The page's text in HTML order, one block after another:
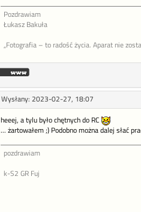
Pozdrawiam
Łukasz Bakuła
„Fotografia – to radość życia. Aparat nie
Wysłany: 2023-02-27, 18:07
heeej, a tylu było chętnych do RC
... żartowałem ;) Podobno można dalej słać
pozdrawiam
k-S2 GR Fuj